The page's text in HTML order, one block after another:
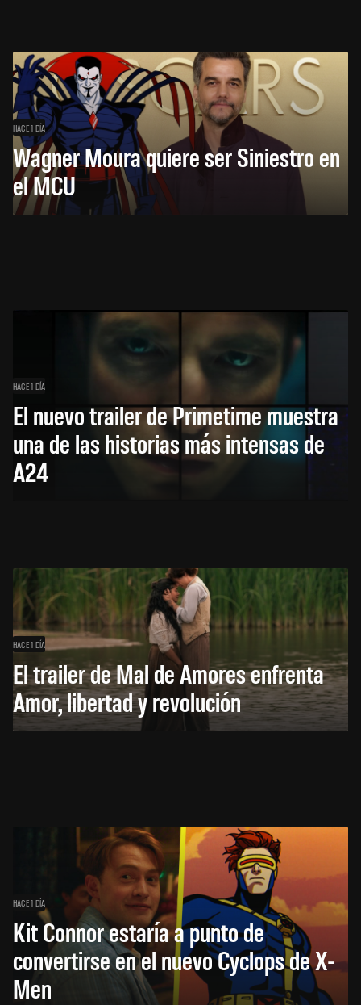
HACE 1 DÍA
Wagner Moura quiere ser Siniestro en
el MCU
HACE 1 DÍA
El nuevo trailer de Primetime muestra
una de las historias más intensas de
A24
HACE 1 DÍA
El trailer de Mal de Amores enfrenta
Amor, libertad y revolución
HACE 1 DÍA
Kit Connor estaría a punto de
convertirse en el nuevo Cyclops de X-
Men